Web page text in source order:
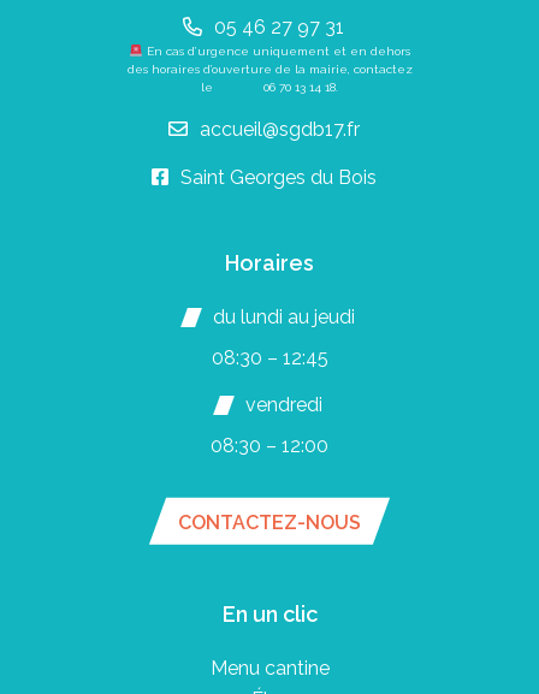
05 46 27 97 31
En cas d’urgence uniquement et en dehors
des horaires d’ouverture de la mairie, contactez
le 06 70 13 14 18
accueil@sgdb17.fr
Saint Georges du Bois
Horaires
du lundi au jeudi
08:30 – 12:45
vendredi
08:30 – 12:00
CONTACTEZ-NOUS
En un clic
Menu cantine